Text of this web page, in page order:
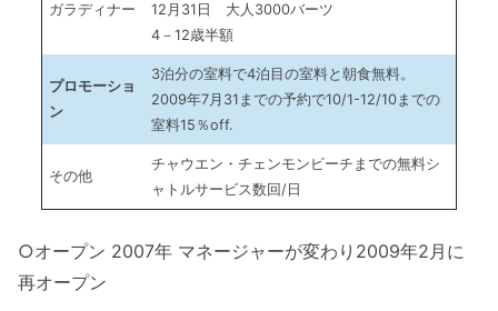
ガラディナー
12月31日 大人3000バーツ
4－12歳半額
プロモーショ
ン
3泊分の室料で4泊目の室料と朝食無料。
2009年7月31までの予約で10/1-12/10までの
室料15％off.
その他
チャウエン・チェンモンビーチまでの無料シ
ャトルサービス数回/日
○オープン 2007年 マネージャーが変わり2009年2月に
再オープン